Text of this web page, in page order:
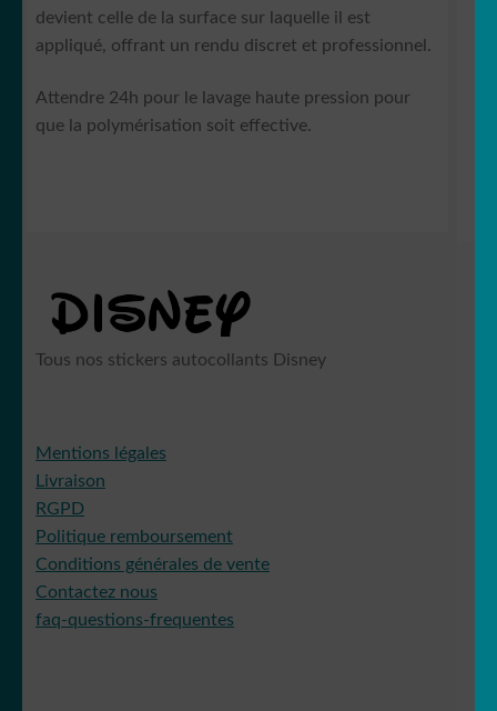
devient celle de la surface sur laquelle il est
appliqué, offrant un rendu discret et professionnel.
Attendre 24h pour le lavage haute pression pour
que la polymérisation soit effective.
Tous nos stickers autocollants Disney
Mentions légales
Livraison
RGPD
Politique remboursement
Conditions générales de vente
Contactez nous
faq-questions-frequentes